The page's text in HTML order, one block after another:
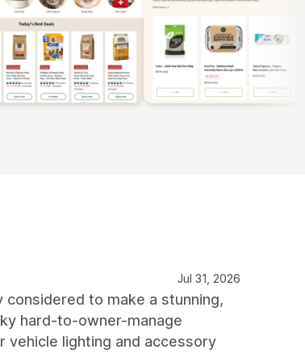
Jul 31, 2026
considered to make a stunning,
hard-to-owner-manage
vehicle lighting and accessory